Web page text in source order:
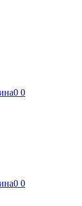
0 0
0 0